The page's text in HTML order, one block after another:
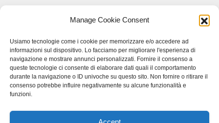
Manage Cookie Consent
Usiamo tecnologie come i cookie per memorizzare e/o accedere ad
informazioni sul dispositivo. Lo facciamo per migliorare l'esperienza di
navigazione e mostrare annunci personalizzati. Fornire il consenso a
queste tecnologie ci consente di elaborare dati quali il comportamento
durante la navigazione o ID univoche su questo sito. Non fornire o ritirare il
consenso potrebbe influire negativamente su alcune funzionalità e
funzioni.